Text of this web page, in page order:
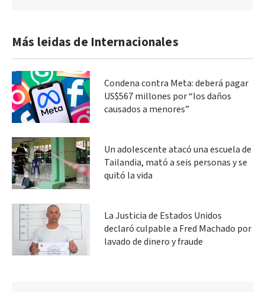
Más leidas de Internacionales
Condena contra Meta: deberá pagar
US$567 millones por “los daños
causados a menores”
Un adolescente atacó una escuela de
Tailandia, mató a seis personas y se
quitó la vida
La Justicia de Estados Unidos
declaró culpable a Fred Machado por
lavado de dinero y fraude